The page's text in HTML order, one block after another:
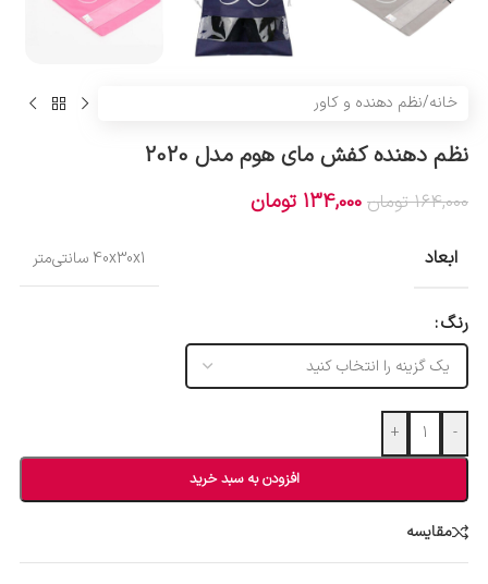
خانه/نظم دهنده و کاور
نظم دهنده کفش مای هوم مدل 2020
164,000 تومان 134,000 تومان
ابعاد 40x30x1 سانتی‌متر
رنگ
-
+
افزودن به سبد خرید
مقایسه